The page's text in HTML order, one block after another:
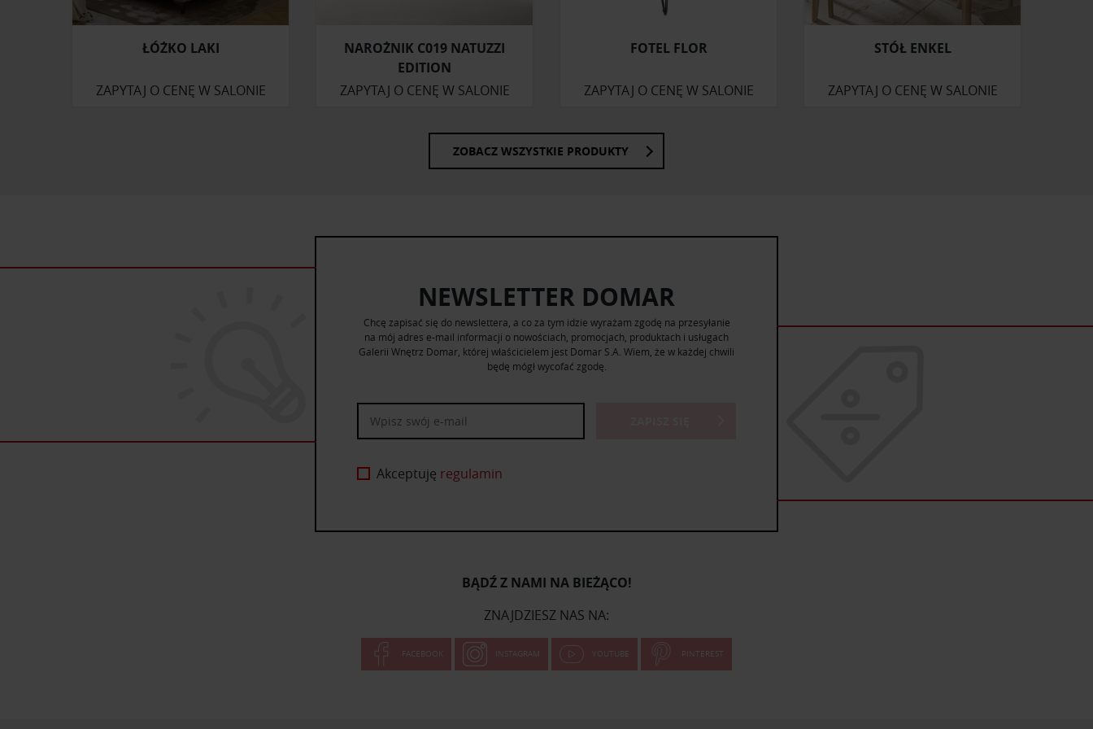
ŁÓŻKO LAKI
ZAPYTAJ O CENĘ W SALONIE
NAROŻNIK C019 NATUZZI
EDITION
ZAPYTAJ O CENĘ W SALONIE
FOTEL FLOR
ZAPYTAJ O CENĘ W SALONIE
STÓŁ ENKEL
ZAPYTAJ O CENĘ W SALONIE
ZOBACZ WSZYSTKIE PRODUKTY
NEWSLETTER DOMAR
Chcę zapisać się do newslettera, a co za tym idzie wyrażam zgodę na przesyłanie
na mój adres e-mail informacji o nowościach, promocjach, produktach i usługach
Galerii Wnętrz Domar, której właścicielem jest Domar S.A. Wiem, że w każdej chwili
będę mógł wycofać zgodę.
Akceptuję regulamin
BĄDŹ Z NAMI NA BIEŻĄCO!
ZNAJDZIESZ NAS NA:
FACEBOOK INSTAGRAM YOUTUBE PINTEREST